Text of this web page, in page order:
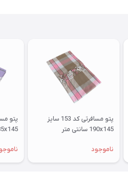
پتو مسافرتی کد 153 سایز
190x145 سانتی متر
ناموجود
185x145 سانتی متر